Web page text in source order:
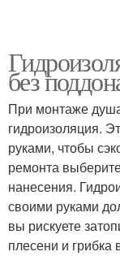
без
При монтаже
гидроизоляция.
руками, чтобы
ремонта
нанесения.
своими руками
вы рискуете
плесени и грибка